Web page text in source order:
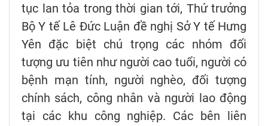
tục lan tỏa trong thời gian tới, Thứ trưởng
Bộ Y tế Lê Đức Luận đề nghị Sở Y tế Hưng
Yên đặc biệt chú trọng các nhóm đối
tượng ưu tiên như người cao tuổi, người có
bệnh mạn tính, người nghèo, đối tượng
chính sách, công nhân và người lao động
tại các khu công nghiệp. Các bên liên